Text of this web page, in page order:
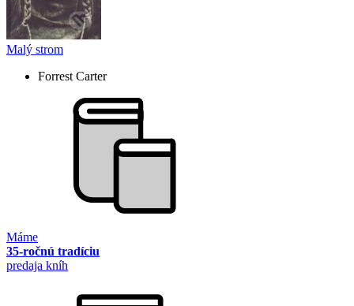
Malý strom
Forrest Carter
Máme
35-ročnú tradíciu
predaja kníh